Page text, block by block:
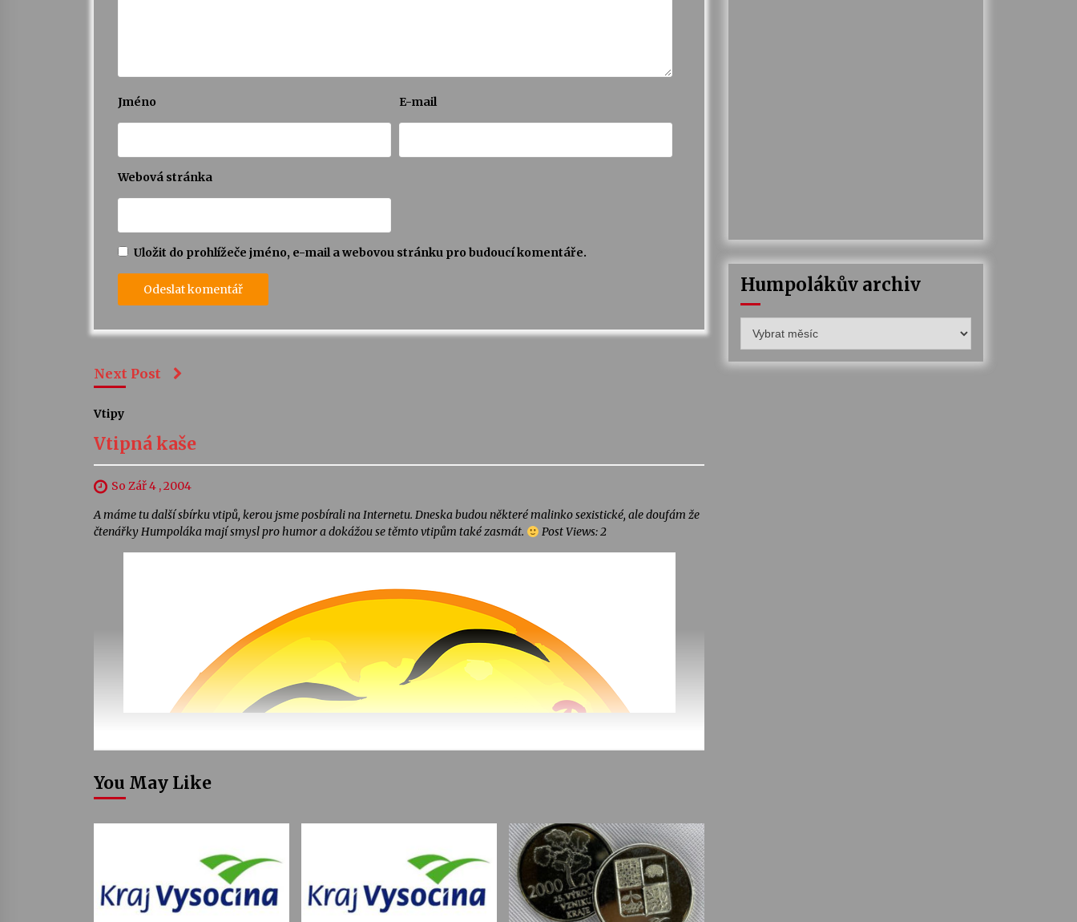
Jméno E-mail
Webová stránka
Uložit do prohlížeče jméno, e-mail a webovou stránku pro budoucí komentáře.
Next Post
Vtipy
Vtipná kaše
So Zář 4 , 2004
A máme tu další sbírku vtipů, kerou jsme posbírali na Internetu. Dneska budou některé malinko sexistické, ale doufám že
čtenářky Humpoláka mají smysl pro humor a dokážou se těmto vtipům také zasmát.
Post Views: 2
You May Like
Humpolákův archiv
archiv